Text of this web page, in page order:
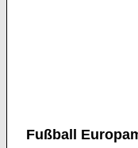
Fußball